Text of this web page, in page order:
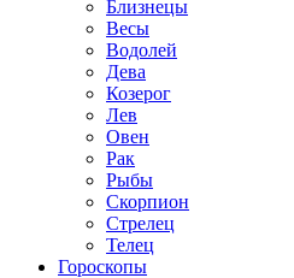
Близнецы
Весы
Водолей
Дева
Козерог
Лев
Овен
Рак
Рыбы
Скорпион
Стрелец
Телец
Гороскопы